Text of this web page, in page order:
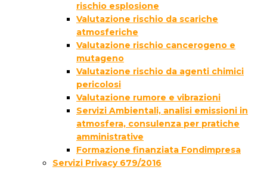
rischio esplosione
Valutazione rischio da scariche
atmosferiche
Valutazione rischio cancerogeno e
mutageno
Valutazione rischio da agenti chimici
pericolosi
Valutazione rumore e vibrazioni
Servizi Ambientali, analisi emissioni in
atmosfera, consulenza per pratiche
amministrative
Formazione finanziata Fondimpresa
Servizi Privacy 679/2016